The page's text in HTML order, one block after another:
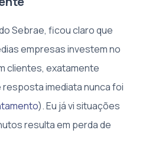
Sebrae, ficou claro que
empresas investem no
clientes, exatamente
imediata nunca foi
). Eu já vi situações
resulta em perda de